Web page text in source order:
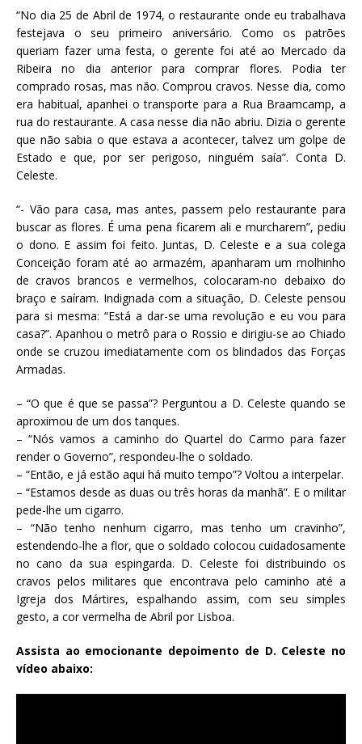
c
e
b
o
o
k
it
te
r
ai
l
at
s
A
p
p
“No dia 25 de Abril de 1974, o restaurante onde eu trabalhava
festejava o seu primeiro aniversário. Como os patrões
queriam fazer uma festa, o gerente foi até ao Mercado da
Ribeira no dia anterior para comprar flores. Podia ter
comprado rosas, mas não. Comprou cravos. Nesse dia, como
era habitual, apanhei o transporte para a Rua Braamcamp, a
rua do restaurante. A casa nesse dia não abriu. Dizia o gerente
que não sabia o que estava a acontecer, talvez um golpe de
Estado e que, por ser perigoso, ninguém saía”. Conta D.
Celeste.
“- Vão para casa, mas antes, passem pelo restaurante para
buscar as flores. É uma pena ficarem ali e murcharem”, pediu
o dono. E assim foi feito. Juntas, D. Celeste e a sua colega
Conceição foram até ao armazém, apanharam um molhinho
de cravos brancos e vermelhos, colocaram-no debaixo do
braço e saíram. Indignada com a situação, D. Celeste pensou
para si mesma: “Está a dar-se uma revolução e eu vou para
casa?”. Apanhou o metrô para o Rossio e dirigiu-se ao Chiado
onde se cruzou imediatamente com os blindados das Forças
Armadas.
– “O que é que se passa”? Perguntou a D. Celeste quando se
aproximou de um dos tanques.
– “Nós vamos a caminho do Quartel do Carmo para fazer
render o Governo”, respondeu-lhe o soldado.
– “Então, e já estão aqui há muito tempo”? Voltou a interpelar.
– “Estamos desde as duas ou três horas da manhã”. E o militar
pede-lhe um cigarro.
– “Não tenho nenhum cigarro, mas tenho um cravinho”,
estendendo-lhe a flor, que o soldado colocou cuidadosamente
no cano da sua espingarda. D. Celeste foi distribuindo os
cravos pelos militares que encontrava pelo caminho até a
Igreja dos Mártires, espalhando assim, com seu simples
gesto, a cor vermelha de Abril por Lisboa.
Assista ao emocionante depoimento de D. Celeste no
vídeo abaixo: